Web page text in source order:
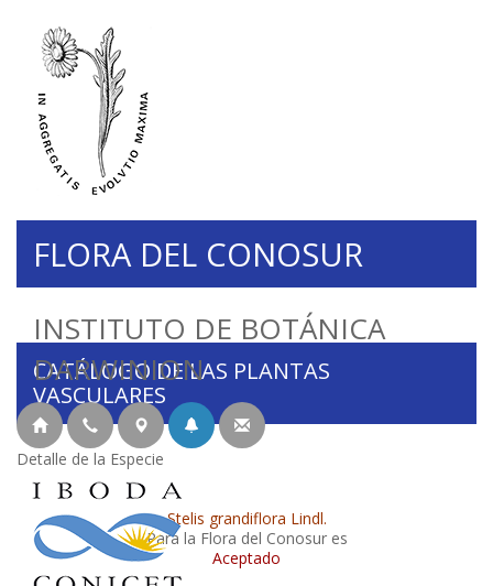
INSTITUTO DE BOTÁNICA
DARWINION
FLORA DEL CONOSUR
CATÁLOGO DE LAS PLANTAS
VASCULARES
Detalle de la Especie
Stelis grandiflora Lindl.
Para la Flora del Conosur es
Aceptado